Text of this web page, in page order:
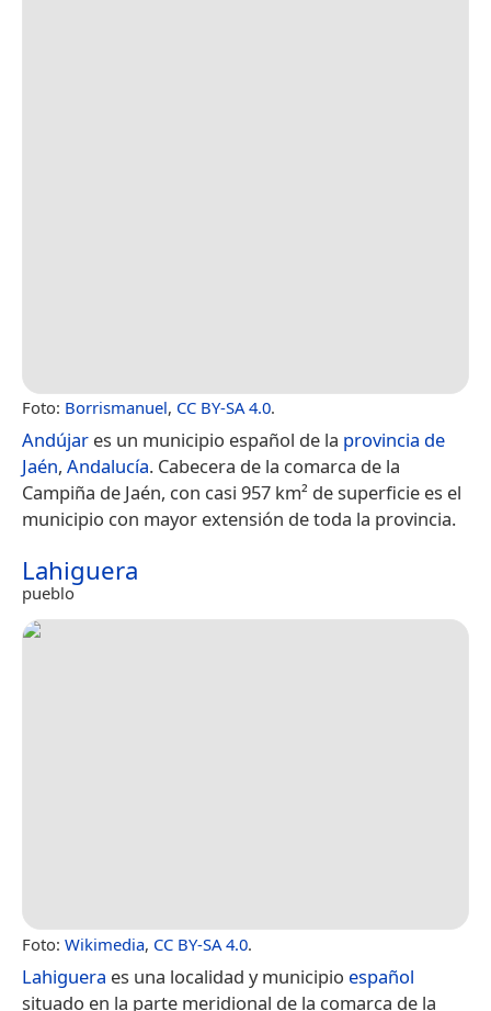
Foto: Borrismanuel, CC BY-SA 4.0.
Andújar es un municipio español de la provincia de
Jaén, Andalucía. Cabecera de la comarca de la
Campiña de Jaén, con casi 957 km² de superficie es el
municipio con mayor extensión de toda la provincia.
Lahiguera
pueblo
Foto: Wikimedia, CC BY-SA 4.0.
Lahiguera es una localidad y municipio español
situado en la parte meridional de la comarca de la